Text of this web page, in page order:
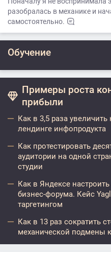
разобралась в механике и
самостоятельно.
Обучение
Примеры роста
прибыли
Как в 3,5 раза
лендинге инфопродукта
Как протестировать
аудитории на одной
студии
Как в Яндексе
бизнес-форума. Кейс
таргетингом
Как в 13 раз сократить
механической подмены